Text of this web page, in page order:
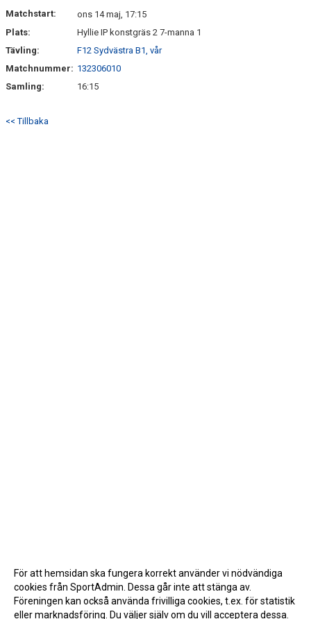
Matchstart:
ons 14 maj, 17:15
Plats:
Hyllie IP konstgräs 2 7-manna 1
Tävling:
F12 Sydvästra B1, vår
Matchnummer: 132306010
Samling:
16:15
<< Tillbaka
För att hemsidan ska fungera korrekt använder vi nödvändiga
cookies från SportAdmin. Dessa går inte att stänga av.
Föreningen kan också använda frivilliga cookies, t.ex. för statistik
eller marknadsföring. Du väljer själv om du vill acceptera dessa.